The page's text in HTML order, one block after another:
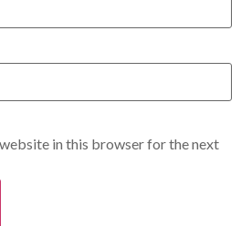
website in this browser for the next